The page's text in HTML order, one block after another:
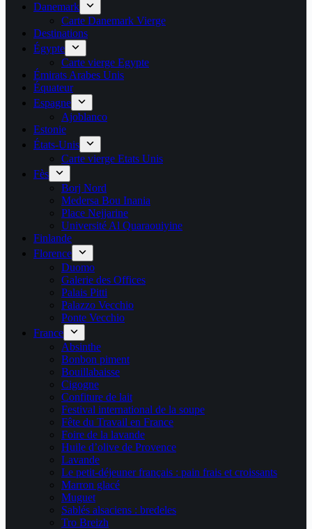
Danemark
Carte Danemark Vierge
Destinations
Égypte
Carte vierge Egypte
Émirats Arabes Unis
Équateur
Espagne
Ajoblanco
Estonie
États-Unis
Carte vierge Etats Unis
Fès
Borj Nord
Medersa Bou Inania
Place Nejjarine
Université Al Quaraouiyine
Finlande
Florence
Duomo
Galerie des Offices
Palais Pitti
Palazzo Vecchio
Ponte Vecchio
France
Absinthe
Bonbon piment
Bouillabaisse
Cigogne
Confiture de lait
Festival international de la soupe
Fête du Travail en France
Foire de la lavande
Huile d’olive de Provence
Lavande
Le petit-déjeuner français : pain frais et croissants
Marron glacé
Muguet
Sablés alsaciens : bredeles
Tro Breizh